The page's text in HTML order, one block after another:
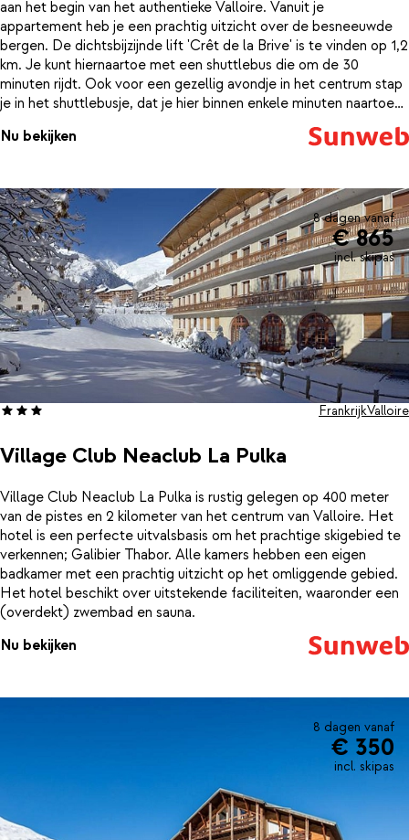
aan het begin van het authentieke Valloire. Vanuit je
appartement heb je een prachtig uitzicht over de besneeuwde
bergen. De dichtsbijzijnde lift 'Crêt de la Brive' is te vinden op 1,2
km. Je kunt hiernaartoe met een shuttlebus die om de 30
minuten rijdt. Ook voor een gezellig avondje in het centrum stap
je in het shuttlebusje, dat je hier binnen enkele minuten naartoe
uitleven op de squashbaan en in het fitnesscentrum in het
Nu bekijken
8 dagen vanaf
€ 865
incl. skipas
Village Club Neaclub La Pulka
FrankrijkValloire
Village Club Neaclub La Pulka is rustig gelegen op 400 meter
van de pistes en 2 kilometer van het centrum van Valloire. Het
hotel is een perfecte uitvalsbasis om het prachtige skigebied te
verkennen; Galibier Thabor. Alle kamers hebben een eigen
badkamer met een prachtig uitzicht op het omliggende gebied.
Het hotel beschikt over uitstekende faciliteiten, waaronder een
(overdekt) zwembad en sauna.
Nu bekijken
8 dagen vanaf
€ 350
incl. skipas